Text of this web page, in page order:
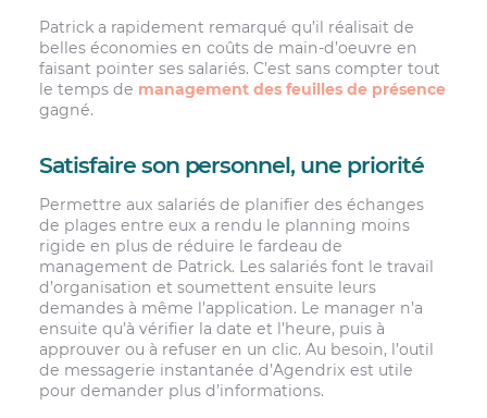
Patrick a rapidement remarqué qu’il réalisait de
belles économies en coûts de main-d’oeuvre en
faisant pointer ses salariés. C’est sans compter tout
le temps de management des feuilles de présence
gagné.
Satisfaire son personnel, une priorité
Permettre aux salariés de planifier des échanges
de plages entre eux a rendu le planning moins
rigide en plus de réduire le fardeau de
management de Patrick. Les salariés font le travail
d’organisation et soumettent ensuite leurs
demandes à même l’application. Le manager n’a
ensuite qu’à vérifier la date et l’heure, puis à
approuver ou à refuser en un clic. Au besoin, l’outil
de messagerie instantanée d’Agendrix est utile
pour demander plus d’informations.